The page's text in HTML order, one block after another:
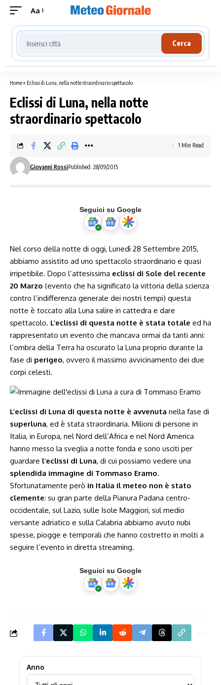
Aa
Cerca località meteo
Cerca
Home» Eclissi di Luna, nella notte straordinario spettacolo
Eclissi di Luna, nella notte
straordinario spettacolo
Giovanni RossiPublished: 28/09/2015
1 Min Read
Seguici su Google
Nel corso della notte di oggi, Lunedì 28 Settembre 2015,
abbiamo assistito ad uno spettacolo straordinario e quasi
irripetibile. Dopo l’attesissima eclissi di Sole del recente
20 Marzo (evento che ha significato la vittoria della scienza
contro l’indifferenza generale dei nostri tempi) questa
notte è toccato alla Luna salire in cattedra e dare
spettacolo. L’eclissi di questa notte è stata totale ed ha
rappresentato un evento che mancava ormai da tanti anni:
l’ombra della Terra ha oscurato la Luna proprio durante la
fase di perigeo, ovvero il massimo avvicinamento dei due
corpi celesti.
L’eclissi di Luna di questa notte è avvenuta nella fase di
superluna, ed è stata straordinaria. Milioni di persone in
Italia, in Europa, nel Nord dell’Africa e nel Nord America
hanno messo la sveglia a notte fonda e sono usciti per
guardare l’eclissi di Luna, di cui possiamo vedere una
splendida immagine di Tommaso Eramo.
Sfortunatamente però in Italia il meteo non è stato
clemente: su gran parte della Pianura Padana centro-
occidentale, sul Lazio, sulle Isole Maggiori, sul medio
versante adriatico e sulla Calabria abbiamo avuto nubi
spesse, piogge e temporali che hanno costretto in molti a
seguire l’evento in diretta streaming.
Seguici su Google
Anno